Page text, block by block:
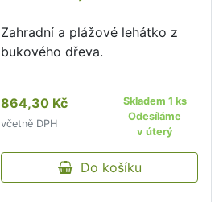
Zahradní a plážové lehátko z
bukového dřeva.
864,30 Kč
včetně DPH
Skladem 1 ks
Odesíláme
v úterý
Do košíku